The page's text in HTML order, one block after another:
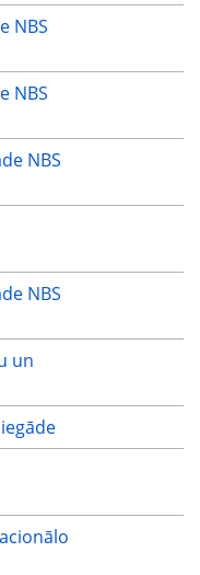
NBS
NBS
NBS
NBS
un